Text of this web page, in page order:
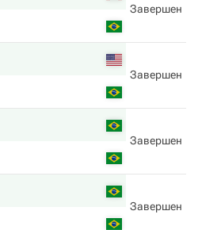
Завершен
Завершен
Завершен
Завершен